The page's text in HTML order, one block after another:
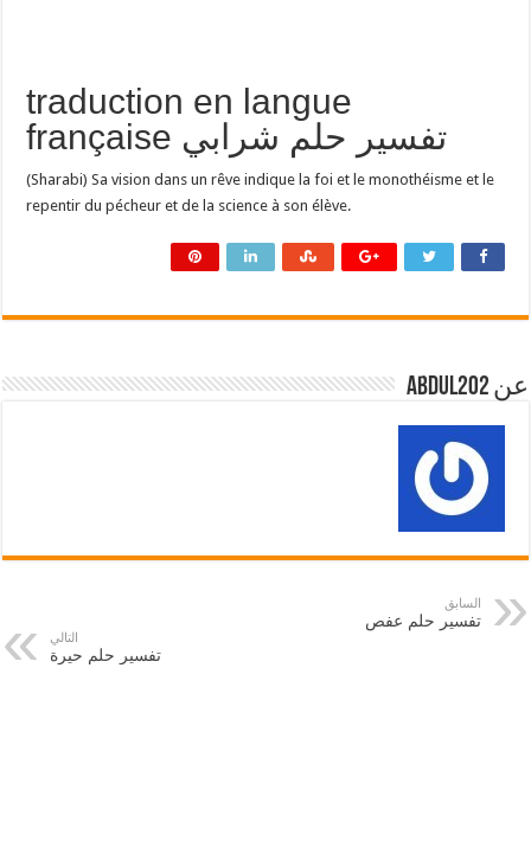
traduction en langue
française تفسير حلم شرابي
(Sharabi) Sa vision dans un rêve indique la foi et le monothéisme et le
repentir du pécheur et de la science à son élève.
عن abdul202
السابق
تفسير حلم عفص
التالي
تفسير حلم حيرة